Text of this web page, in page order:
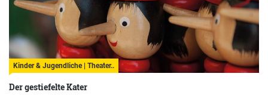
Kinder & Jugendliche | Theater..
Der gestiefelte Kater